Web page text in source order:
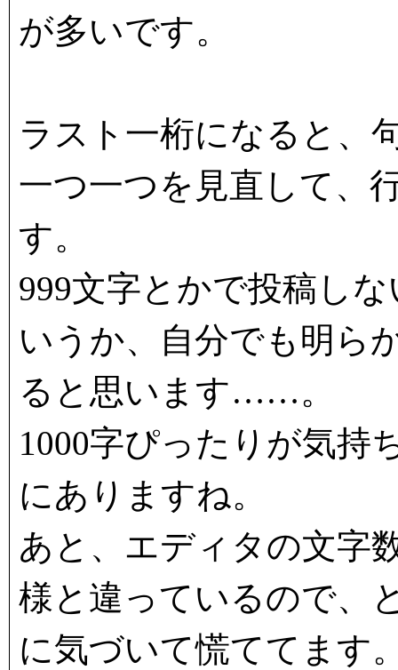
が多いです。
ラスト一桁になると、
一つ一つを見直して、
す。
999文字とかで投稿し
いうか、自分でも明ら
ると思います……。
1000字ぴったりが気持
にありますね。
あと、エディタの文字
様と違っているので、
に気づいて慌ててます